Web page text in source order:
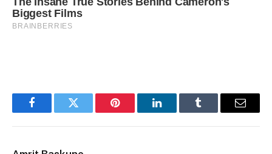
FacebookTwitter Pinterest LinkedInTumblr Email